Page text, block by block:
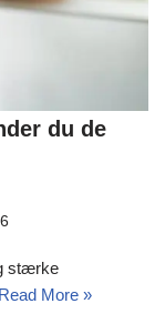
du de
stærke
Read More »